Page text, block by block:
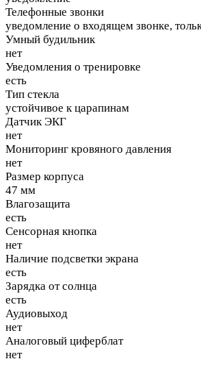
Телефонные звонки
уведомление о входящем звонке,
Умный будильник
нет
Уведомления о тренировке
есть
Тип стекла
устойчивое к царапинам
Датчик ЭКГ
нет
Мониторинг кровяного давления
нет
Размер корпуса
47 мм
Влагозащита
есть
Сенсорная кнопка
нет
Наличие подсветки экрана
есть
Зарядка от солнца
есть
Аудиовыход
нет
Аналоговый циферблат
нет